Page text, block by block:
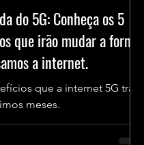
do 5G: Conheça os 5
que irão mudar a forma
a internet.
que a internet 5G trará
meses.